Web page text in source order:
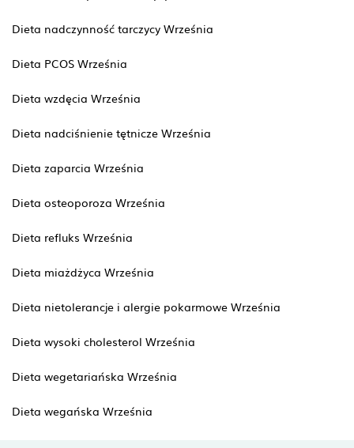
Dieta nadczynność tarczycy Września
Dieta PCOS Września
Dieta wzdęcia Września
Dieta nadciśnienie tętnicze Września
Dieta zaparcia Września
Dieta osteoporoza Września
Dieta refluks Września
Dieta miażdżyca Września
Dieta nietolerancje i alergie pokarmowe Września
Dieta wysoki cholesterol Września
Dieta wegetariańska Września
Dieta wegańska Września